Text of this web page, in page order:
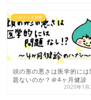
ヘルメット治療
頭の形の悪さは医学的には
題ないのか？＠4ヶ月健診
2020年1月